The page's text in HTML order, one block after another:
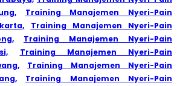
Training Manajemen Nyeri-Pain
Training Manajemen Nyeri-Pain
Training Manajemen Nyeri-Pain
Training Manajemen Nyeri-Pain
Training Manajemen Nyeri-Pain
Training Manajemen Nyeri-Pain